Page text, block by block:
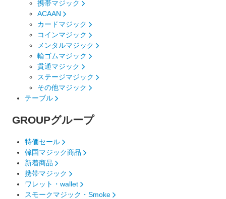
携帯マジック
ACAAN
カードマジック
コインマジック
メンタルマジック
輪ゴムマジック
貫通マジック
ステージマジック
その他マジック
テーブル
GROUPグループ
特価セール
韓国マジック商品
新着商品
携帯マジック
ワレット・wallet
スモークマジック・Smoke